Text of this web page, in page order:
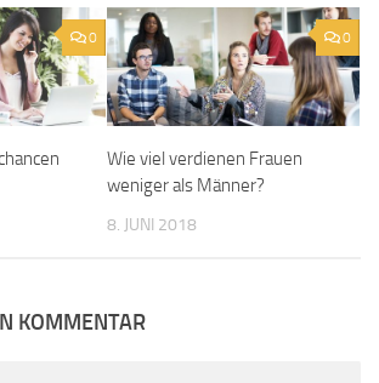
0 0
Wie viel verdienen Frauen
weniger als Männer?
8. JUNI 2018
KOMMENTAR